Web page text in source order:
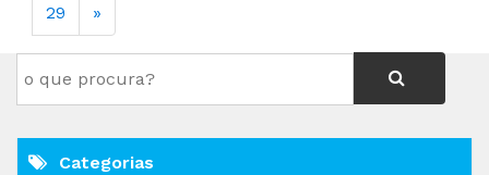
29 »
Categorias